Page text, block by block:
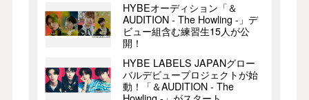
HYBEオーディション「＆
AUDITION - The Howling -」デ
ビュー組含む練習生15人が公
開！
HYBE LABELS JAPANグロー
バルデビュープロジェクトが始
動！「＆AUDITION - The